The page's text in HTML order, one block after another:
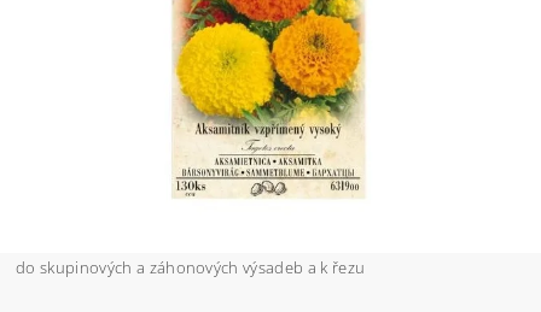
do skupinových a záhonových výsadeb a k řezu